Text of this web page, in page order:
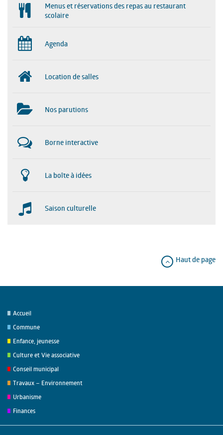
Menus et réservations des repas au restaurant
scolaire
Agenda
Location de salles
Nos parutions
Borne interactive
La boîte à idées
Saison culturelle
Haut de page
Accueil
Commune
Enfance, jeunesse
Culture et Vie associative
Conseil municipal
Travaux – Environnement
Urbanisme
Finances